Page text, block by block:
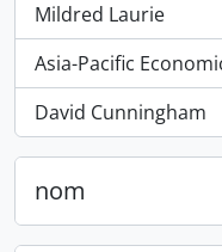
Mildred Laurie
, 61 résultats
Asia-Pacific
, 55 résultats
David Cunningham
, 51 résultats
nom